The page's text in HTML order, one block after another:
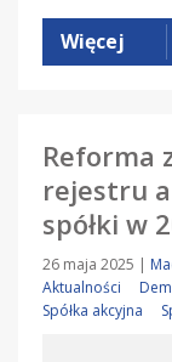
Więcej
Reforma
rejestru
spółki w
26 maja 2025 |
Aktualności
Spółka akcyjna